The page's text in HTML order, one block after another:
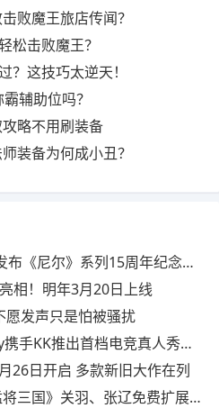
败魔王旅店传闻？
松击败魔王？
？这技巧太逆天！
辅助位吗？
略不用刷装备
装备为何成小丑？
尼尔》系列15周年纪念典藏套装
相！明年3月20日上线
愿发声只是怕被骚扰
首档电竞真人秀《寻找下一个Sky》
26日开启 多款新旧大作在列
》关羽、张辽免费扩展包现已上线